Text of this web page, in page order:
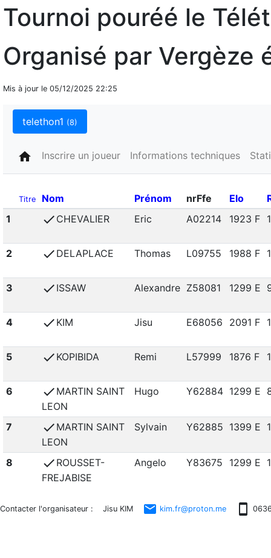
Tournoi pouréé le
Organisé par Vergèze
Mis à jour le 05/12/2025 22:25
telethon1 (8)
home Inscrire un joueur Informations techniques
Titre Nom Prénom nrFfe Elo
1
check CHEVALIER Eric A02214 1923 F
2 check DELAPLACE Thomas L09755 1988 F
3 check ISSAW Alexandre Z58081 1299 E
4 check KIM Jisu E68056 2091 F
5 check KOPIBIDA Remi L57999 1876 F
6 check MARTIN SAINT
LEON
Hugo Y62884 1299 E
7 check MARTIN SAINT
LEON
Sylvain Y62885 1399 E
8 check ROUSSET-
FREJABISE
Angelo Y83675 1299 E
Contacter l'organisateur : Jisu KIM email kim.fr@proton.me smartphone